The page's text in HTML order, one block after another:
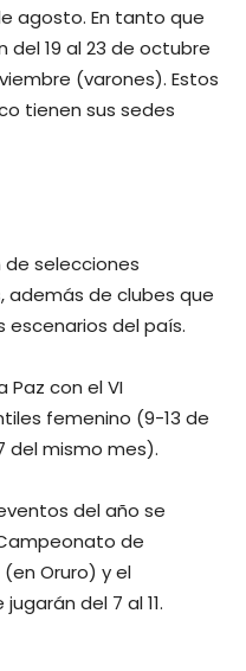
agosto. En tanto que
del 19 al 23 de octubre
(varones). Estos
tienen sus sedes
selecciones
además de clubes que
escenarios del país.
Paz con el VI
femenino (9-13 de
del mismo mes).
del año se
de
Oruro) y el
del 7 al 11.